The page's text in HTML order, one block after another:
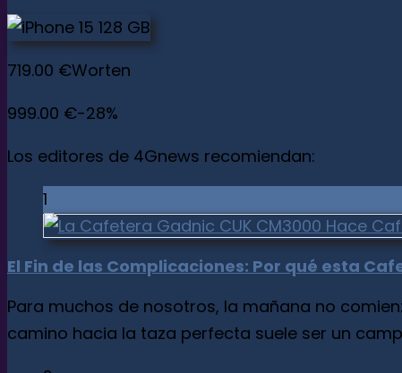
719.00 €Worten
999.00 €-28%
Los editores de 4Gnews recomiendan:
1
El Fin de las Complicaciones: Por qué esta
Para muchos de nosotros, la mañana no
camino hacia la taza perfecta suele ser un